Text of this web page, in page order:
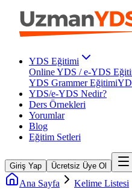
YDS Eğitimi
Online YDS / e-YDS
YDS Grammer Eğitimi
YDS/e-YDS Nedir?
Ders Örnekleri
Yorumlar
Blog
Eğitim Setleri
Giriş Yap Ücretsiz Üye Ol
Ana Sayfa Kelime Listesi